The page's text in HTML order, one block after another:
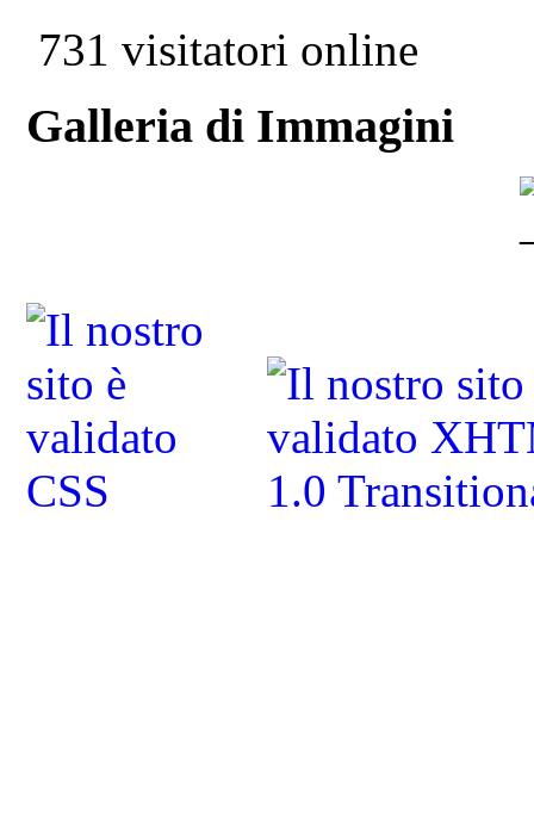
731 visitatori online
Galleria di Immagini